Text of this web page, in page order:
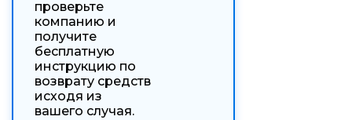
проверьте
компанию и
получите
бесплатную
инструкцию по
возврату средств
исходя из
вашего случая.